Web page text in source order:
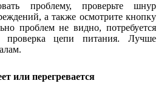
проблему, проверьте шнур
а также осмотрите кнопку
проблем не видно, потребуется
проверка цепи питания. Лучше
или перегревается